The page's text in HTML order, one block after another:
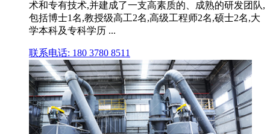
术和专有技术,并建成了一支高素质的、成熟的研发团队,
包括博士1名,教授级高工2名,高级工程师2名,硕士2名,大
学本科及专科学历 ...
联系电话: 180 3780 8511